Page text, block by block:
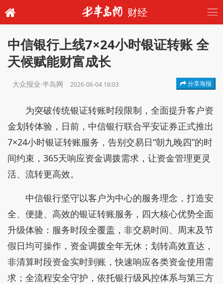
财经
中信银行上线7×24小时银证转账 全
天候赋能财富成长
大众报业·半岛网 2026-06-04 16:03 分享海报
为突破传统银证转账时段限制，全面提升客户资
金划转体验，日前，中信银行联合平安证券正式推出
7×24小时银证转账服务，告别交易日“朝九晚四”的时
间约束，365天响应资金调拨需求，让资金管理更灵
活、流转更高效。
中信银行坚守以客户为中心的服务理念，打造安
全、便捷、高效的银证转账服务，四大核心优势全面
升级体验：服务时段全覆盖，非交易时间、周末及节
假日均可操作，资金调拨全年无休；划转高效直达，
非清算时段资金实时到账，快速响应各类资金使用需
求；全流程安全守护，依托银行级风控体系与第三方